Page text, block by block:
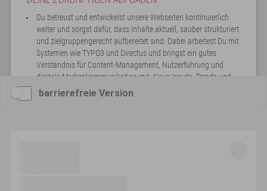
barrierefreie Version